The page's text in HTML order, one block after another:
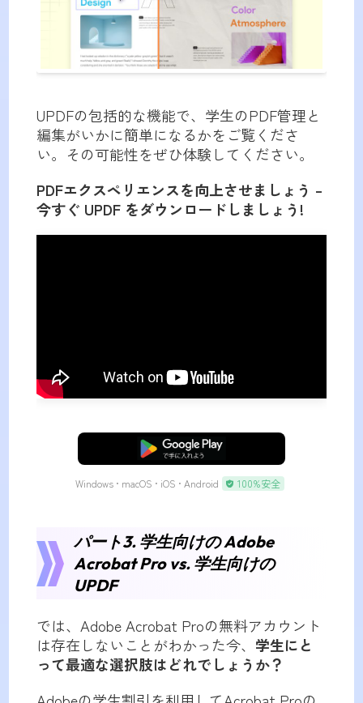
UPDFの包括的な機能で、学生のPDF管理と
編集がいかに簡単になるかをご覧くださ
い。その可能性をぜひ体験してください。
PDFエクスペリエンスを向上させましょう –
今すぐ UPDF をダウンロードしましょう!
無料ダウンロード
Windows • macOS • iOS • Android 100%安全
パート3. 学生向けの Adobe
Acrobat Pro vs. 学生向けの
UPDF
では、Adobe Acrobat Proの無料アカウント
は存在しないことがわかった今、 学生にと
って最適な選択肢はどれでしょうか？